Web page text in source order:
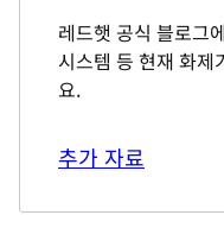
레드햇 공식 블로그
시스템 등 현재 화제
요.
추가 자료